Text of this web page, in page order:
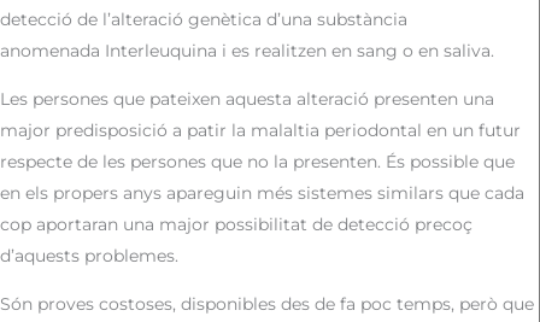
detecció de l’alteració genètica d’una substància
anomenada Interleuquina i es realitzen en sang o en saliva.
Les persones que pateixen aquesta alteració presenten una
major predisposició a patir la malaltia periodontal en un futur
respecte de les persones que no la presenten. És possible que
en els propers anys apareguin més sistemes similars que cada
cop aportaran una major possibilitat de detecció precoç
d’aquests problemes.
Són proves costoses, disponibles des de fa poc temps, però que